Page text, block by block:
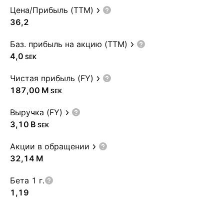
Цена/Прибыль (TTM)
36,2
Баз. прибыль на акцию (TTM)
4,0 SEK
Чистая прибыль (FY)
‪187,00 M‬ SEK
Выручка (FY)
‪3,10 B‬ SEK
Акции в обращении
‪32,14 M‬
Бета 1 г.
1,19